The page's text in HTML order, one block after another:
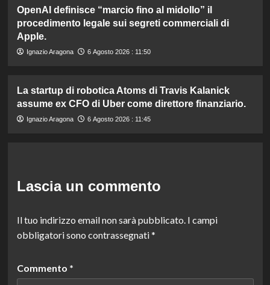
OpenAI definisce “marcio fino al midollo” il
procedimento legale sui segreti commerciali di
Apple.
Ignazio Aragona 6 Agosto 2026 : 11:50
La startup di robotica Atoms di Travis Kalanick
assume ex CFO di Uber come direttore finanziario.
Ignazio Aragona 6 Agosto 2026 : 11:45
Lascia un commento
Il tuo indirizzo email non sarà pubblicato. I campi
obbligatori sono contrassegnati*
Commento *